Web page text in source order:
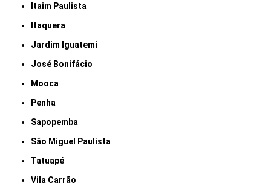
Itaim Paulista
Itaquera
Jardim Iguatemi
José Bonifácio
Mooca
Penha
Sapopemba
São Miguel Paulista
Tatuapé
Vila Carrão